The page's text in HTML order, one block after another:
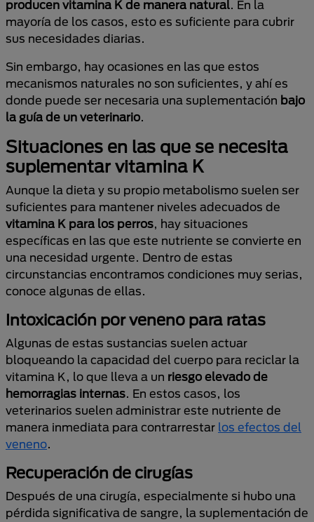
producen vitamina K de manera natural. En la
mayoría de los casos, esto es suficiente para cubrir
sus necesidades diarias.
Sin embargo, hay ocasiones en las que estos
mecanismos naturales no son suficientes, y ahí es
donde puede ser necesaria una suplementación bajo
la guía de un veterinario.
Situaciones en las que se necesita
suplementar vitamina K
Aunque la dieta y su propio metabolismo suelen ser
suficientes para mantener niveles adecuados de
vitamina K para los perros, hay situaciones
específicas en las que este nutriente se convierte en
una necesidad urgente. Dentro de estas
circunstancias encontramos condiciones muy serias,
conoce algunas de ellas.
Intoxicación por veneno para ratas
Algunas de estas sustancias suelen actuar
bloqueando la capacidad del cuerpo para reciclar la
vitamina K, lo que lleva a un riesgo elevado de
hemorragias internas. En estos casos, los
veterinarios suelen administrar este nutriente de
manera inmediata para contrarrestar los efectos del
veneno.
Recuperación de cirugías
Después de una cirugía, especialmente si hubo una
pérdida significativa de sangre, la suplementación de